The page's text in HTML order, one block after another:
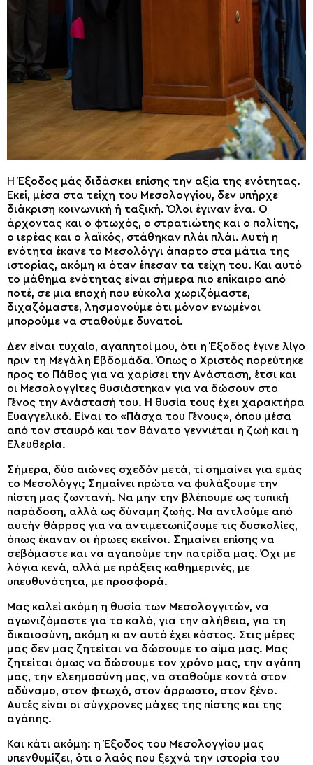
Η Έξοδος μάς διδάσκει επίσης την αξία της ενότητας.
Εκεί, μέσα στα τείχη του Μεσολογγίου, δεν υπήρχε
διάκριση κοινωνική ή ταξική. Όλοι έγιναν ένα. Ο
άρχοντας και ο φτωχός, ο στρατιώτης και ο πολίτης,
ο ιερέας και ο λαϊκός, στάθηκαν πλάι πλάι. Αυτή η
ενότητα έκανε το Μεσολόγγι άπαρτο στα μάτια της
ιστορίας, ακόμη κι όταν έπεσαν τα τείχη του. Και αυτό
το μάθημα ενότητας είναι σήμερα πιο επίκαιρο από
ποτέ, σε μια εποχή που εύκολα χωριζόμαστε,
διχαζόμαστε, λησμονούμε ότι μόνον ενωμένοι
μπορούμε να σταθούμε δυνατοί.
Δεν είναι τυχαίο, αγαπητοί μου, ότι η Έξοδος έγινε λίγο
πριν τη Μεγάλη Εβδομάδα. Όπως ο Χριστός πορεύτηκε
προς το Πάθος για να χαρίσει την Ανάσταση, έτσι και
οι Μεσολογγίτες θυσιάστηκαν για να δώσουν στο
Γένος την Ανάστασή του. Η θυσία τους έχει χαρακτήρα
Ευαγγελικό. Είναι το «Πάσχα του Γένους», όπου μέσα
από τον σταυρό και τον θάνατο γεννιέται η ζωή και η
Ελευθερία.
Σήμερα, δύο αιώνες σχεδόν μετά, τί σημαίνει για εμάς
το Μεσολόγγι; Σημαίνει πρώτα να φυλάξουμε την
πίστη μας ζωντανή. Να μην την βλέπουμε ως τυπική
παράδοση, αλλά ως δύναμη ζωής. Να αντλούμε από
αυτήν θάρρος για να αντιμετωπίζουμε τις δυσκολίες,
όπως έκαναν οι ήρωες εκείνοι. Σημαίνει επίσης να
σεβόμαστε και να αγαπούμε την πατρίδα μας. Όχι με
λόγια κενά, αλλά με πράξεις καθημερινές, με
υπευθυνότητα, με προσφορά.
Μας καλεί ακόμη η θυσία των Μεσολογγιτών, να
αγωνιζόμαστε για το καλό, για την αλήθεια, για τη
δικαιοσύνη, ακόμη κι αν αυτό έχει κόστος. Στις μέρες
μας δεν μας ζητείται να δώσουμε το αίμα μας. Μας
ζητείται όμως να δώσουμε τον χρόνο μας, την αγάπη
μας, την ελεημοσύνη μας, να σταθούμε κοντά στον
αδύναμο, στον φτωχό, στον άρρωστο, στον ξένο.
Αυτές είναι οι σύγχρονες μάχες της πίστης και της
αγάπης.
Και κάτι ακόμη: η Έξοδος του Μεσολογγίου μας
υπενθυμίζει, ότι ο λαός που ξεχνά την ιστορία του